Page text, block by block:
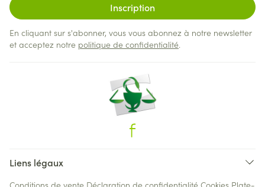
Inscription
En cliquant sur s'abonner, vous vous abonnez à notre newsletter
et acceptez notre politique de confidentialité.
Liens légaux
Conditions de vente Déclaration de confidentialité Cookies Plate-